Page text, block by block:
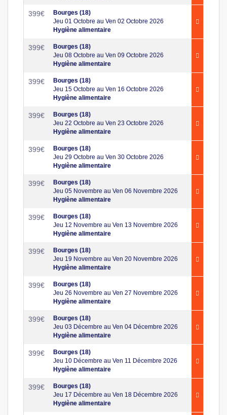
399€
Bourges (18)
Jeu 01 Octobre au Ven 02 Octobre 2026
Hygiène alimentaire
399€
Bourges (18)
Jeu 08 Octobre au Ven 09 Octobre 2026
Hygiène alimentaire
399€
Bourges (18)
Jeu 15 Octobre au Ven 16 Octobre 2026
Hygiène alimentaire
399€
Bourges (18)
Jeu 22 Octobre au Ven 23 Octobre 2026
Hygiène alimentaire
399€
Bourges (18)
Jeu 29 Octobre au Ven 30 Octobre 2026
Hygiène alimentaire
399€
Bourges (18)
Jeu 05 Novembre au Ven 06 Novembre 2026
Hygiène alimentaire
399€
Bourges (18)
Jeu 12 Novembre au Ven 13 Novembre 2026
Hygiène alimentaire
399€
Bourges (18)
Jeu 19 Novembre au Ven 20 Novembre 2026
Hygiène alimentaire
399€
Bourges (18)
Jeu 26 Novembre au Ven 27 Novembre 2026
Hygiène alimentaire
399€
Bourges (18)
Jeu 03 Décembre au Ven 04 Décembre 2026
Hygiène alimentaire
399€
Bourges (18)
Jeu 10 Décembre au Ven 11 Décembre 2026
Hygiène alimentaire
399€
Bourges (18)
Jeu 17 Décembre au Ven 18 Décembre 2026
Hygiène alimentaire